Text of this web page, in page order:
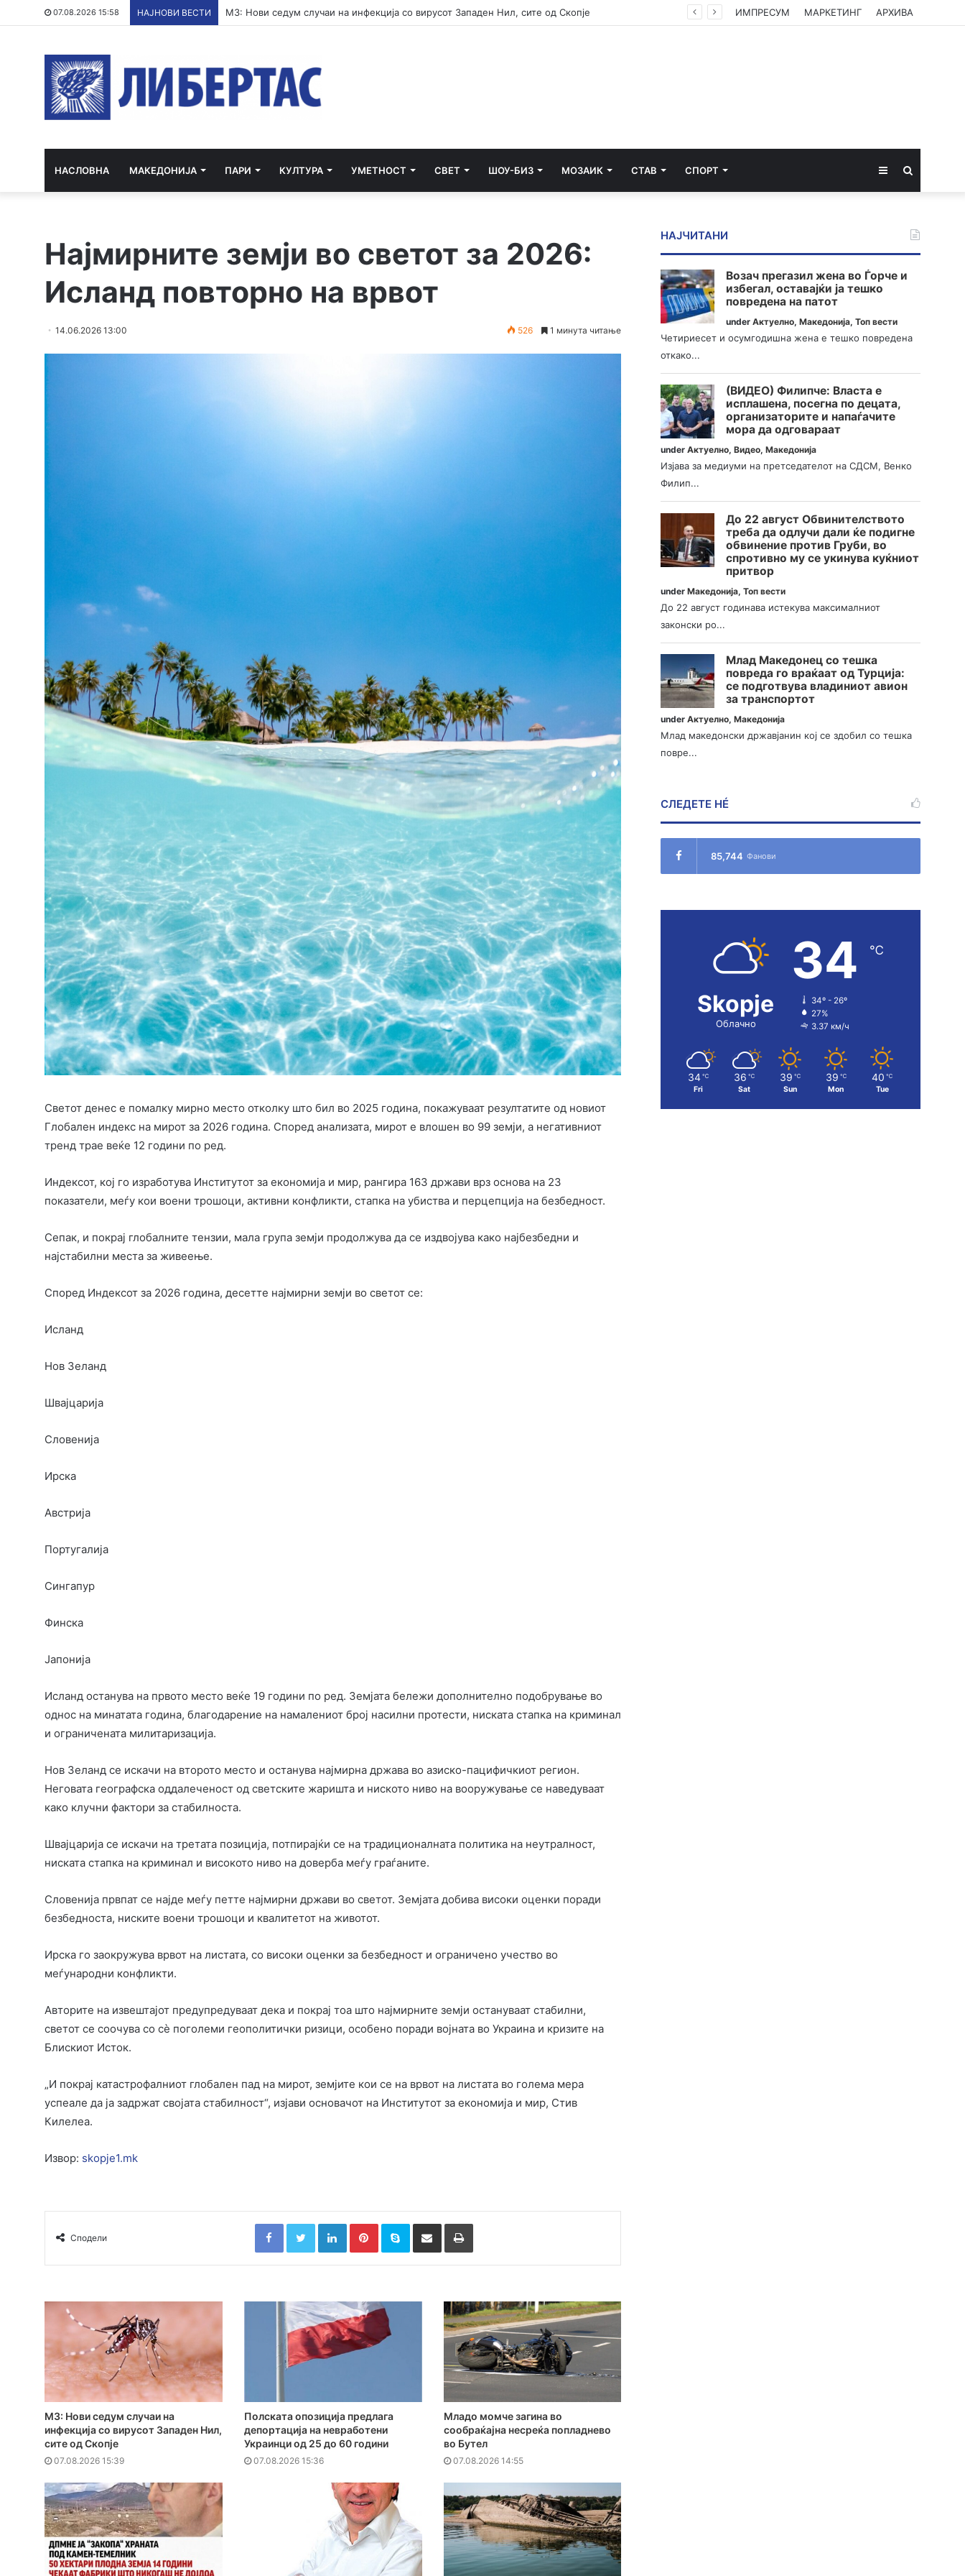
07.08.2026 15:58 НАЈНОВИ ВЕСТИ Полската опозиција предлага депортација на невработени Украинци од 25 до 60 години ИМПРЕСУМ МАРКЕТИНГ АРХИВА
НАСЛОВНА МАКЕДОНИЈА ПАРИ КУЛТУРА УМЕТНОСТ СВЕТ ШОУ-БИЗ МОЗАИК СТАВ СПОРТ Sidebar
Најмирните земји во светот за 2026:
Исланд повторно на врвот
14.06.2026 13:00 526 1 минута читање
Светот денес е помалку мирно место отколку што бил во 2025 година, покажуваат резултатите од новиот
Глобален индекс на мирот за 2026 година. Според анализата, мирот е влошен во 99 земји, а негативниот
тренд трае веќе 12 години по ред.
Индексот, кој го изработува Институтот за економија и мир, рангира 163 држави врз основа на 23
показатели, меѓу кои воени трошоци, активни конфликти, стапка на убиства и перцепција на безбедност.
Сепак, и покрај глобалните тензии, мала група земји продолжува да се издвојува како најбезбедни и
најстабилни места за живеење.
Според Индексот за 2026 година, десетте најмирни земји во светот се:
Исланд
Нов Зеланд
Швајцарија
Словенија
Ирска
Австрија
Португалија
Сингапур
Финска
Јапонија
Исланд останува на првото место веќе 19 години по ред. Земјата бележи дополнително подобрување во
однос на минатата година, благодарение на намалениот број насилни протести, ниската стапка на криминал
и ограничената милитаризација.
Нов Зеланд се искачи на второто место и останува најмирна држава во азиско-пацифичкиот регион.
Неговата географска оддалеченост од светските жаришта и ниското ниво на вооружување се наведуваат
како клучни фактори за стабилноста.
Швајцарија се искачи на третата позиција, потпирајќи се на традиционалната политика на неутралност,
ниската стапка на криминал и високото ниво на доверба меѓу граѓаните.
Словенија првпат се најде меѓу петте најмирни држави во светот. Земјата добива високи оценки поради
безбедноста, ниските воени трошоци и квалитетот на животот.
Ирска го заокружува врвот на листата, со високи оценки за безбедност и ограничено учество во
меѓународни конфликти.
Авторите на извештајот предупредуваат дека и покрај тоа што најмирните земји остануваат стабилни,
светот се соочува со сè поголеми геополитички ризици, особено поради војната во Украина и кризите на
Блискиот Исток.
„И покрај катастрофалниот глобален пад на мирот, земјите кои се на врвот на листата во голема мера
успеале да ја задржат својата стабилност“, изјави основачот на Институтот за економија и мир, Стив
Килелеа.
Извор: skopje1.mk
Сподели
FacebookTwitterLinkedInPinterestSkype Сподели преку Е-маил Испринтај
МЗ: Нови седум случаи на
инфекција со вирусот Западен Нил,
сите од Скопје
07.08.2026 15:39
Полската опозиција предлага
депортација на невработени
Украинци од 25 до 60 години
07.08.2026 15:36
Младо момче загина во
сообраќајна несреќа попладнево
во Бутел
07.08.2026 14:55
НАЈЧИТАНИ
Возач прегазил жена во Ѓорче и
избегал, оставајќи ја тешко
повредена на патот
underАктуелно,Македонија,Топ вести
Четириесет и осумгодишна жена е тешко повредена
откако...
(ВИДЕО) Филипче: Власта е
исплашена, посегна по децата,
организаторите и напаѓачите
мора да одговараат
underАктуелно,Видео,Македонија
Изјава за медиуми на претседателот на СДСМ, Венко
Филип...
До 22 август Обвинителството
треба да одлучи дали ќе подигне
обвинение против Груби, во
спротивно му се укинува куќниот
притвор
underМакедонија,Топ вести
До 22 август годинава истекува максималниот
законски ро...
Млад Македонец со тешка
повреда го враќаат од Турција:
се подготвува владиниот авион
за транспортот
underАктуелно,Македонија
Млад македонски државјанин кој се здобил со тешка
повре...
СЛЕДЕТЕ НÉ
85,744 Фанови
Skopje
Облачно
34 ℃
34º - 26º
27%
3.37 км/ч
34 ℃
Fri
36 ℃
Sat
39 ℃
Sun
39 ℃
Mon
40 ℃
Tue